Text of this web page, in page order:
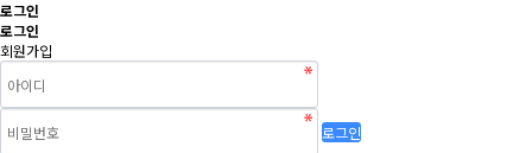
로그인
로그인
회원가입
로그인